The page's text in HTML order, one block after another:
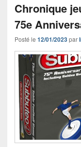
Chronique
75e
Posté le 12/01/2023par